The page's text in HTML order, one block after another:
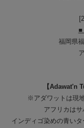
■
福岡県
【Adawat'n
※アダワットは現
アフリカはサ
インディゴ染めの青い